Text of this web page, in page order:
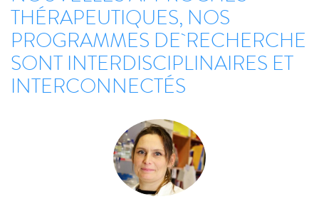
THÉRAPEUTIQUES, NOS
PROGRAMMES DE RECHERCHE
SONT INTERDISCIPLINAIRES ET
INTERCONNECTÉS